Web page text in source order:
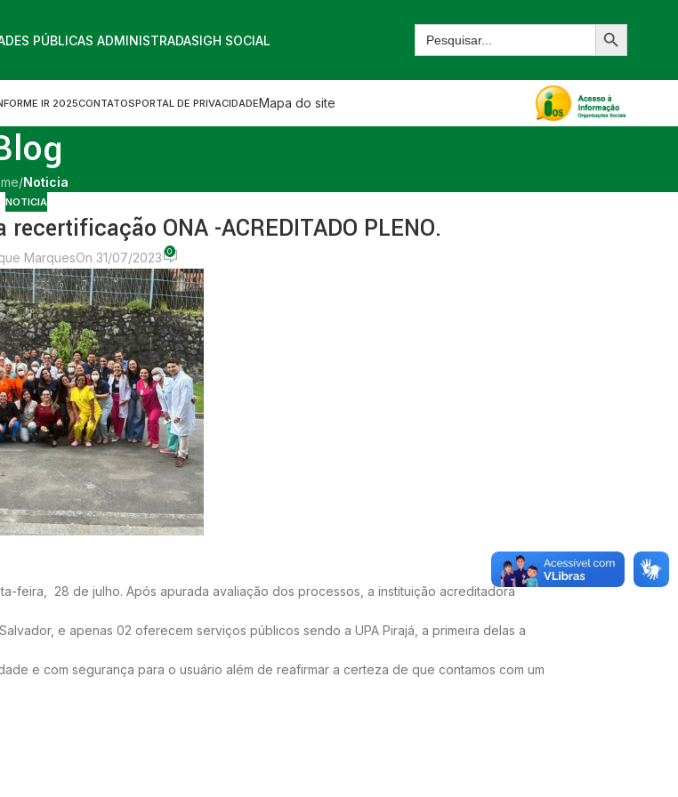
PÚBLICAS ADMINISTRADASIGH SOCIAL
IR 2025CONTATOSPORTAL DE PRIVACIDADEMapa do site
/Noticia
NOTICIA
ONA -ACREDITADO PLENO.
MarquesOn 31/07/2023 0
feira, 28 de julho. Após apurada avaliação dos processos, a instituição acreditadora
e apenas 02 oferecem serviços públicos sendo a UPA Pirajá, a primeira delas a
e com segurança para o usuário além de reafirmar a certeza de que contamos com um